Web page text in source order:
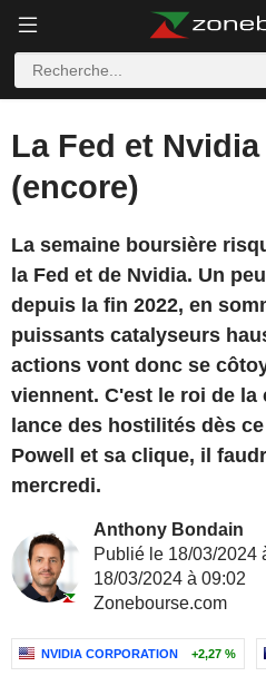
La Fed et
(encore)
La semaine boursière
la Fed et de Nvidia. Un
depuis la fin 2022, en
puissants catalyseurs
actions vont donc se
viennent. C'est le roi de la
lance des hostilités dès
Powell et sa clique, il
mercredi.
Anthony Bondain
Publié le 18/03/2024
18/03/2024 à 09:02
Zonebourse.com
NVIDIA CORPORATION +2,27 %